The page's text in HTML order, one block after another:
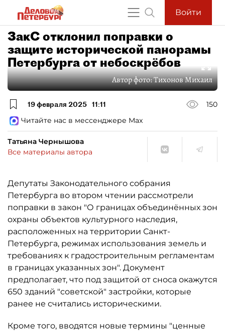
Войти
ЗакС отклонил поправки о
защите исторической панорамы
Петербурга от небоскрёбов
Автор фото:Тихонов Михаил
19 февраля 2025 11:11
150
Читайте нас в мессенджере Max
Татьяна Чернышова
Все материалы автора
Депутаты Законодательного собрания
Петербурга во втором чтении рассмотрели
поправки в закон "О границах объединённых зон
охраны объектов культурного наследия,
расположенных на территории Санкт-
Петербурга, режимах использования земель и
требованиях к градостроительным регламентам
в границах указанных зон". Документ
предполагает, что под защитой от сноса окажутся
650 зданий "советской" застройки, которые
ранее не считались историческими.
Кроме того, вводятся новые термины "ценные